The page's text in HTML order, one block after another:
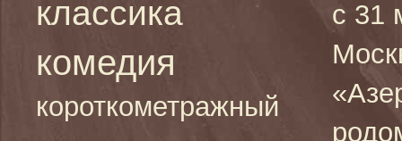
классика
комедия
короткометражный
с 31